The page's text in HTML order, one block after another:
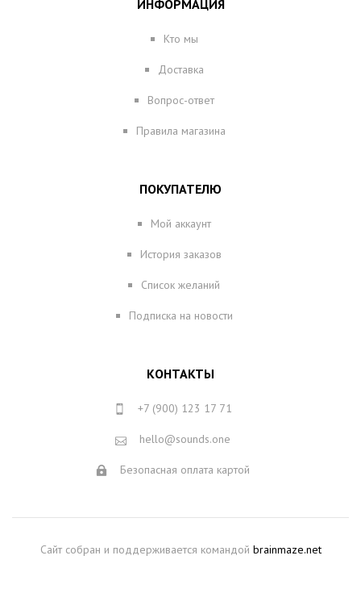
ИНФОРМАЦИЯ
Кто мы
Доставка
Вопрос-ответ
Правила магазина
ПОКУПАТЕЛЮ
Мой аккаунт
История заказов
Список желаний
Подписка на новости
КОНТАКТЫ
+7 (900) 123 17 71
hello@sounds.one
Безопасная оплата картой
Сайт собран и поддерживается командой brainmaze.net